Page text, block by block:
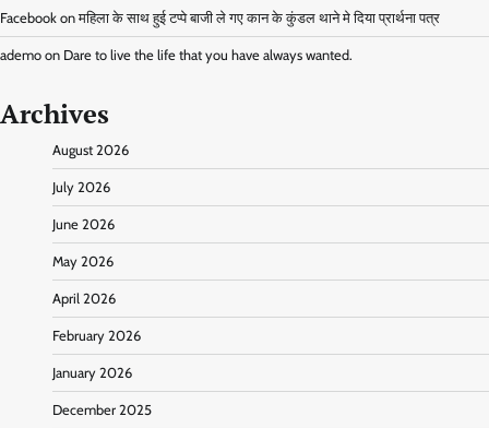
Facebook onमहिला के साथ हुई टप्पे बाजी ले गए कान के कुंडल थाने मे दिया प्रार्थना पत्र
ademo on Dare to live the life that you have always wanted.
Archives
August 2026
July 2026
June 2026
May 2026
April 2026
February 2026
January 2026
December 2025